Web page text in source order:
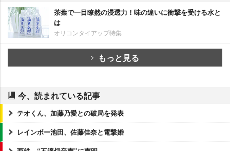
茶葉で一目瞭然の浸透力！味の違いに衝撃を受ける水と
は
オリコンタイアップ特集
もっと見る
今、読まれている記事
テオくん、加藤乃愛との破局を発表
レインボー池田、佐藤佳奈と電撃婚